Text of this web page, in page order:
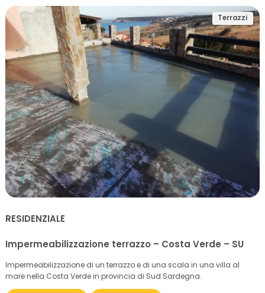
Terrazzi
RESIDENZIALE
Impermeabilizzazione terrazzo – Costa Verde – SU
Impermeabilizzazione di un terrazzo e di una scala in una villa al
mare nella Costa Verde in provincia di Sud Sardegna.